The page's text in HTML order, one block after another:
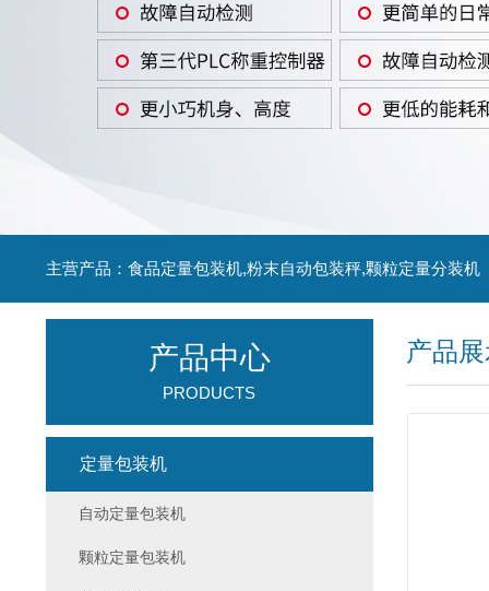
主营产品：食品定量包装机,粉末自动包装秤,颗粒定量分装机
产品
产品中心
PRODUCTS
定量包装机
自动定量包装机
颗粒定量包装机